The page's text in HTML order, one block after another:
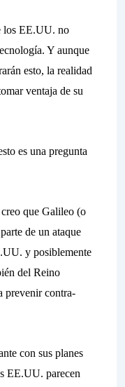
los EE.UU. no
Y aunque
esto, la realidad
ventaja de su
es una pregunta
que Galileo (o
de un ataque
y posiblemente
del Reino
prevenir contra-
con sus planes
EE.UU. parecen